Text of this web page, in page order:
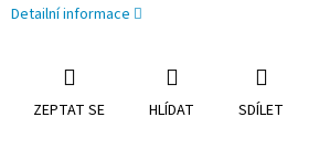
Detailní informace
ZEPTAT SE HLÍDAT SDÍLET